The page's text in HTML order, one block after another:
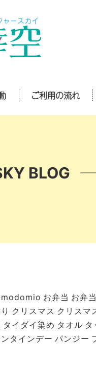
ご利用の流れ
BLOG
お弁当 お弁
クリスマス クリスマ
タイダイ染め タオル
タインデー パンジー